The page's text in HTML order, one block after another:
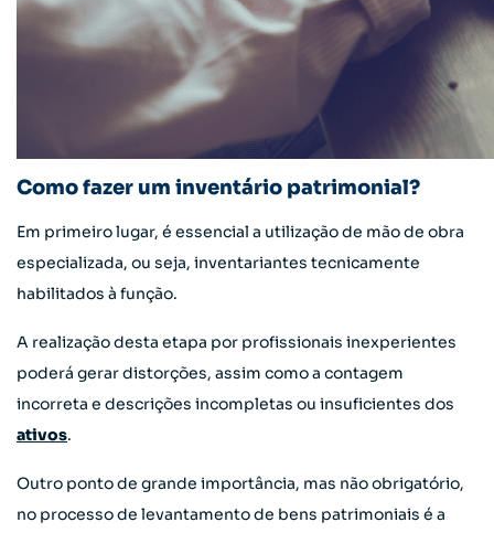
Como fazer um inventário patrimonial?
Em primeiro lugar, é essencial a utilização de mão de obra
especializada, ou seja, inventariantes tecnicamente
habilitados à função.
A realização desta etapa por profissionais inexperientes
poderá gerar distorções, assim como a contagem
incorreta e descrições incompletas ou insuficientes dos
ativos.
Outro ponto de grande importância, mas não obrigatório,
no processo de levantamento de bens patrimoniais é a